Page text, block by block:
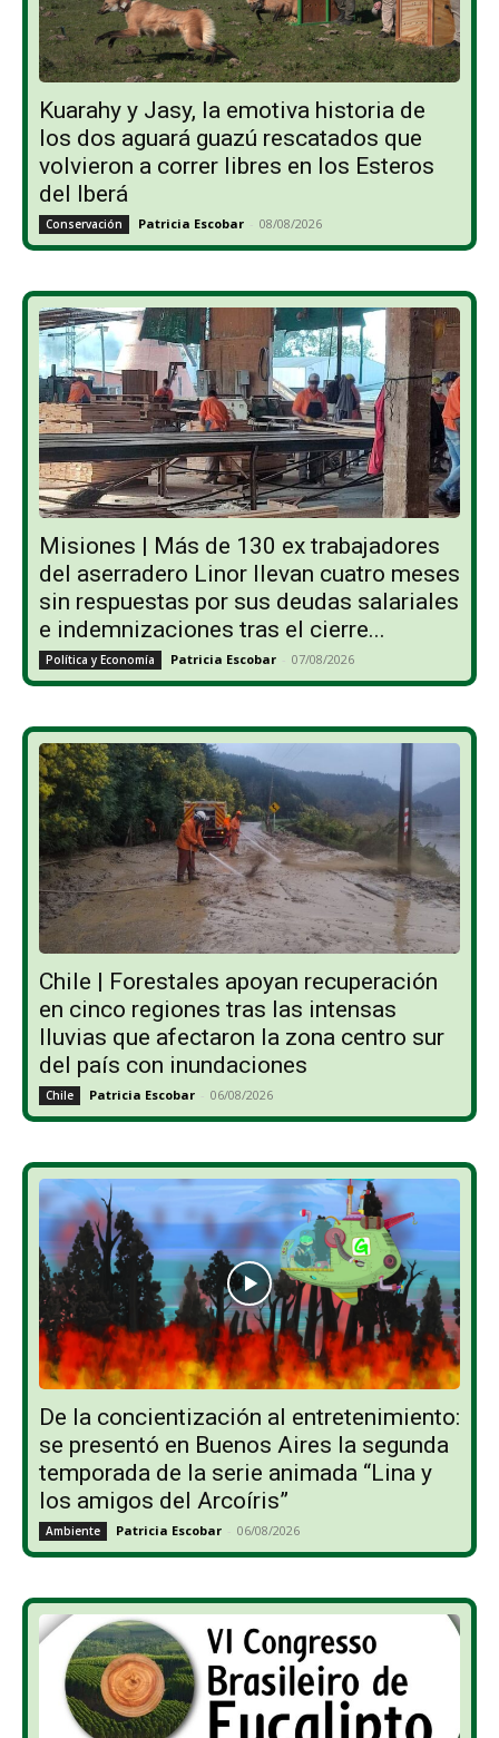
Kuarahy y Jasy, la emotiva historia de
los dos aguará guazú rescatados que
volvieron a correr libres en los Esteros
del Iberá
Conservación Patricia Escobar - 08/08/2026
Misiones | Más de 130 ex trabajadores
del aserradero Linor llevan cuatro meses
sin respuestas por sus deudas salariales
e indemnizaciones tras el cierre...
Política y Economía Patricia Escobar - 07/08/2026
Chile | Forestales apoyan recuperación
en cinco regiones tras las intensas
lluvias que afectaron la zona centro sur
del país con inundaciones
Chile Patricia Escobar - 06/08/2026
De la concientización al entretenimiento:
se presentó en Buenos Aires la segunda
temporada de la serie animada “Lina y
los amigos del Arcoíris”
Ambiente Patricia Escobar - 06/08/2026